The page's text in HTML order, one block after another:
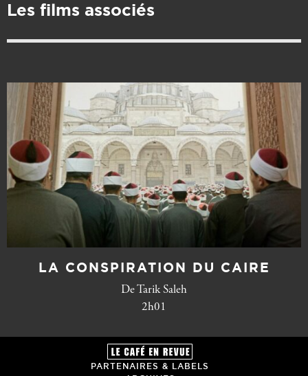
Les films associés
LA CONSPIRATION DU CAIRE
De Tarik Saleh
2h01
PARTENAIRES & LABELS